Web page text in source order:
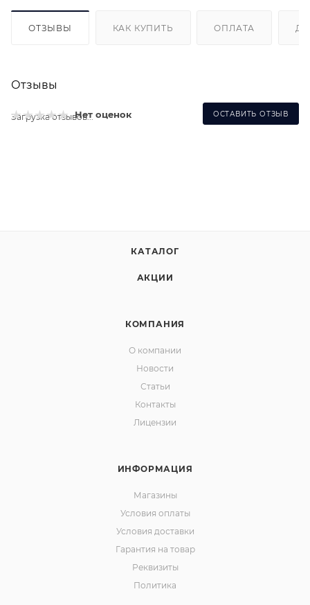
ОТЗЫВЫ КАК КУПИТЬ ОПЛАТА
Отзывы
Нет оценок ОСТАВИТЬ ОТЗЫВ
Загрузка отзывов...
КАТАЛОГ
АКЦИИ
КОМПАНИЯ
О компании
Новости
Статьи
Контакты
Лицензии
ИНФОРМАЦИЯ
Магазины
Условия оплаты
Условия доставки
Гарантия на товар
Реквизиты
Политика